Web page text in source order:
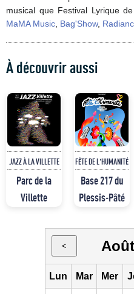
musical que Festival Lyrique
MaMA Music Bag'Show,
À découvrir aussi
JAZZ À LA VILLETTE
Parc de la
Villette
FÊTE DE L'HUMANITÉ
Base 217 du
Plessis-Pâté
<
Lun Mar Mer